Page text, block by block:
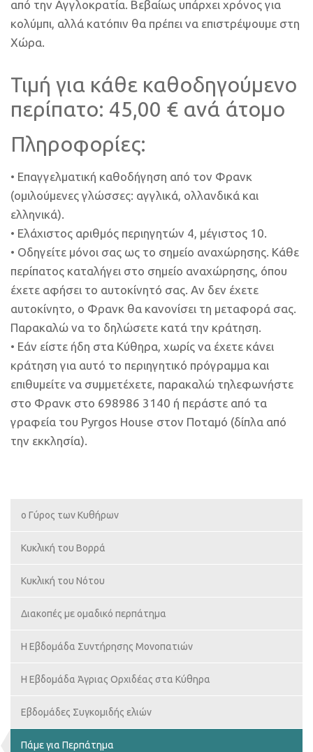
από την Αγγλοκρατία. Βεβαίως υπάρχει χρόνος για
κολύμπι, αλλά κατόπιν θα πρέπει να επιστρέψουμε στη
Χώρα.
Τιμή για κάθε καθοδηγούμενο
περίπατο: 45,00 € ανά άτομο
Πληροφορίες:
• Επαγγελματική καθοδήγηση από τον Φρανκ
(ομιλούμενες γλώσσες: αγγλικά, ολλανδικά και
ελληνικά).
• Ελάχιστος αριθμός περιηγητών 4, μέγιστος 10.
• Οδηγείτε μόνοι σας ως το σημείο αναχώρησης. Κάθε
περίπατος καταλήγει στο σημείο αναχώρησης, όπου
έχετε αφήσει το αυτοκίνητό σας. Αν δεν έχετε
αυτοκίνητο, ο Φρανκ θα κανονίσει τη μεταφορά σας.
Παρακαλώ να το δηλώσετε κατά την κράτηση.
• Εάν είστε ήδη στα Κύθηρα, χωρίς να έχετε κάνει
κράτηση για αυτό το περιηγητικό πρόγραμμα και
επιθυμείτε να συμμετέχετε, παρακαλώ τηλεφωνήστε
στο Φρανκ στο 698986 3140 ή περάστε από τα
γραφεία του Pyrgos House στον Ποταμό (δίπλα από
την εκκλησία).
ο Γύρος των Κυθήρων
Κυκλική του Βορρά
Κυκλική του Νότου
Διακοπές με ομαδικό περπάτημα
H Εβδομάδα Συντήρησης Μονοπατιών
Η Εβδομάδα Άγριας Ορχιδέας στα Κύθηρα
Εβδομάδες Συγκομιδής ελιών
Πάμε για Περπάτημα